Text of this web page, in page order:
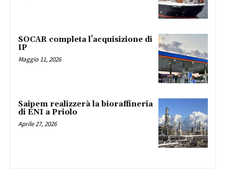
SOCAR completa l’acquisizione di
IP
Maggio 11, 2026
Saipem realizzerà la bioraffineria
di ENI a Priolo
Aprile 27, 2026